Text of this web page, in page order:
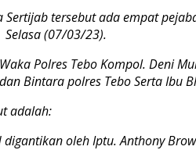
Sertijab tersebut ada empat
Selasa (07/03/23).
Polres Tebo Kompol. Deni
Bintara polres Tebo Serta Ibu
adalah:
digantikan oleh Iptu. Anthony